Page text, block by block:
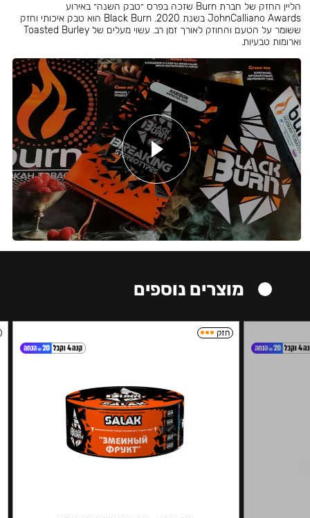
הליין החזק של חברת Burn שזכה בפרס ״טבק השנה״ באירוע
JohnCalliano Awards בשנת 2020. Black Burn הוא טבק איכותי וחזק
ששומר על הטעם והחוזק לאורך זמן רב. עשוי מעלים של Toasted Burley
וארומות טבעיות.
מוצרים נוספים
חזק